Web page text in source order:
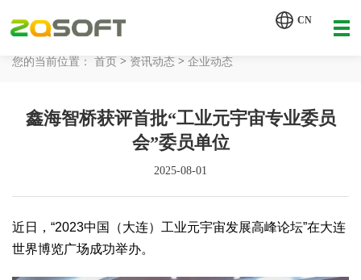
CN
工业AI
解决方案
客户案例
您的当前位置： 首页 > 资讯动态 > 企业动态
鑫海智桥获评首批“工业元宇宙专业委员
会”委员单位
2025-08-01
近日，“2023中国（大连）工业元宇宙发展高峰论坛”在大连
世界博览广场成功举办。
【AI 智能体重塑企业运营管理.pdf】
详情致电 400-107-7178